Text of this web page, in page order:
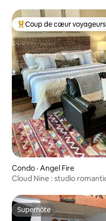
Coup de cœur voyageurs
Coup de cœur voyageurs
Condo · Angel Fire
Cloud Nine : studio
Superhôte
Superhôte